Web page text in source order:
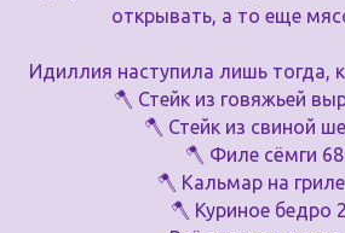
открывать, а то еще
Идиллия наступила лишь тогда,
🪓 Стейк из говяжьей
🪓 Стейк из свиной
🪓 Филе сёмги
🪓 Кальмар на гриле
🪓 Куриное бедро